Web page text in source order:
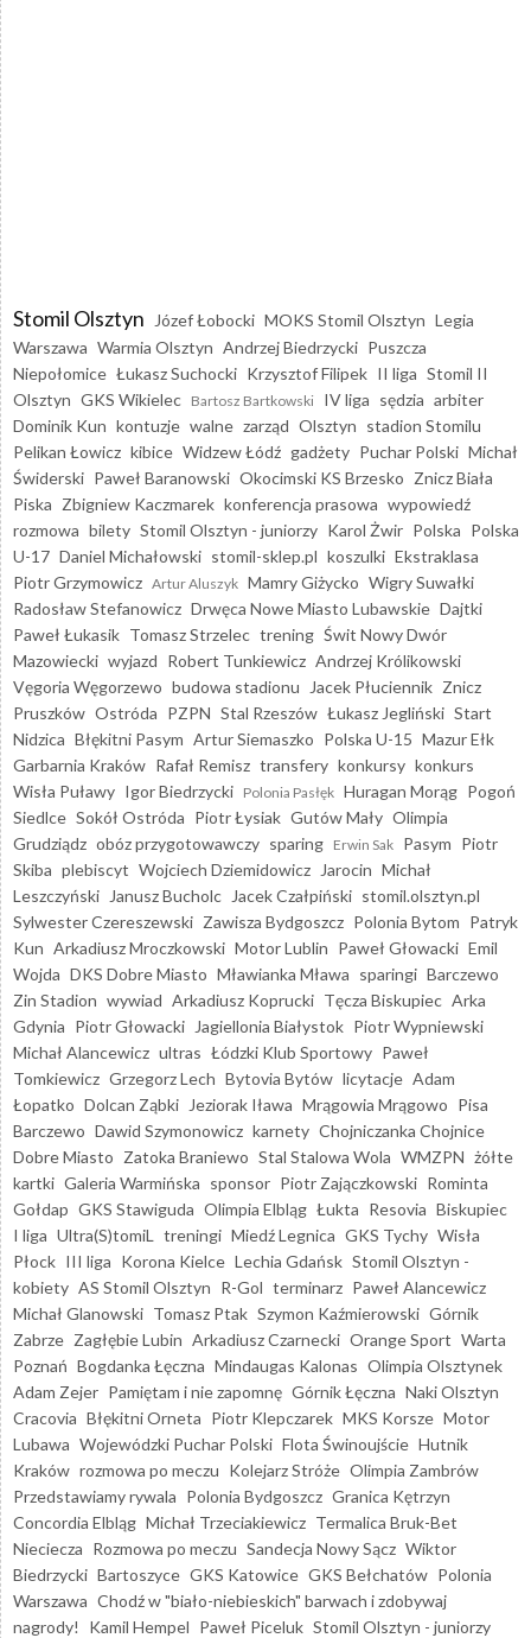
Stomil Olsztyn Józef Łobocki MOKS Stomil Olsztyn Legia
Warszawa Warmia Olsztyn Andrzej Biedrzycki Puszcza
Niepołomice Łukasz Suchocki Krzysztof Filipek II liga Stomil II
Olsztyn GKS Wikielec Bartosz Bartkowski IV liga sędzia arbiter
Dominik Kun kontuzje walne zarząd Olsztyn stadion Stomilu
Pelikan Łowicz kibice Widzew Łódź gadżety Puchar Polski Michał
Świderski Paweł Baranowski Okocimski KS Brzesko Znicz Biała
Piska Zbigniew Kaczmarek konferencja prasowa wypowiedź
rozmowa bilety Stomil Olsztyn - juniorzy Karol Żwir Polska Polska
U-17 Daniel Michałowski stomil-sklep.pl koszulki Ekstraklasa
Piotr Grzymowicz Artur Aluszyk Mamry Giżycko Wigry Suwałki
Radosław Stefanowicz Drwęca Nowe Miasto Lubawskie Dajtki
Paweł Łukasik Tomasz Strzelec trening Świt Nowy Dwór
Mazowiecki wyjazd Robert Tunkiewicz Andrzej Królikowski
Vęgoria Węgorzewo budowa stadionu Jacek Płuciennik Znicz
Pruszków Ostróda PZPN Stal Rzeszów Łukasz Jegliński Start
Nidzica Błękitni Pasym Artur Siemaszko Polska U-15 Mazur Ełk
Garbarnia Kraków Rafał Remisz transfery konkursy konkurs
Wisła Puławy Igor Biedrzycki Polonia Pasłęk Huragan Morąg Pogoń
Siedlce Sokół Ostróda Piotr Łysiak Gutów Mały Olimpia
Grudziądz obóz przygotowawczy sparing Erwin Sak Pasym Piotr
Skiba plebiscyt Wojciech Dziemidowicz Jarocin Michał
Leszczyński
Janusz Bucholc Jacek Czałpiński stomil.olsztyn.pl
Sylwester Czereszewski Zawisza Bydgoszcz Polonia Bytom Patryk
Kun Arkadiusz Mroczkowski Motor Lublin Paweł Głowacki Emil
Wojda DKS Dobre Miasto Mławianka Mława sparingi Barczewo
Zin Stadion wywiad Arkadiusz Koprucki Tęcza Biskupiec Arka
Gdynia Piotr Głowacki Jagiellonia Białystok Piotr Wypniewski
Michał Alancewicz ultras Łódzki Klub Sportowy Paweł
Tomkiewicz Grzegorz Lech Bytovia Bytów licytacje Adam
Łopatko Dolcan Ząbki Jeziorak Iława Mrągowia Mrągowo Pisa
Barczewo Dawid Szymonowicz karnety Chojniczanka Chojnice
Dobre Miasto Zatoka Braniewo Stal Stalowa Wola WMZPN żółte
kartki Galeria Warmińska sponsor Piotr Zajączkowski Rominta
Gołdap GKS Stawiguda Olimpia Elbląg Łukta Resovia Biskupiec
I liga Ultra(S)tomiL treningi Miedź Legnica GKS Tychy Wisła
Płock III liga Korona Kielce Lechia Gdańsk Stomil Olsztyn -
kobiety AS Stomil Olsztyn R-Gol terminarz Paweł Alancewicz
Michał Glanowski Tomasz Ptak Szymon Kaźmierowski Górnik
Zabrze Zagłębie Lubin Arkadiusz Czarnecki Orange Sport Warta
Poznań Bogdanka Łęczna Mindaugas Kalonas Olimpia Olsztynek
Adam Zejer Pamiętam i nie zapomnę Górnik Łęczna Naki Olsztyn
Cracovia Błękitni Orneta Piotr Klepczarek MKS Korsze Motor
Lubawa Wojewódzki Puchar Polski Flota Świnoujście Hutnik
Kraków rozmowa po meczu Kolejarz Stróże Olimpia Zambrów
Przedstawiamy rywala Polonia Bydgoszcz Granica Kętrzyn
Concordia Elbląg Michał Trzeciakiewicz Termalica Bruk-Bet
Nieciecza Rozmowa po meczu Sandecja Nowy Sącz Wiktor
Biedrzycki Bartoszyce GKS Katowice GKS Bełchatów Polonia
Warszawa Chodź w "biało-niebieskich" barwach i zdobywaj
nagrody!
Kamil Hempel Paweł Piceluk Stomil Olsztyn - juniorzy